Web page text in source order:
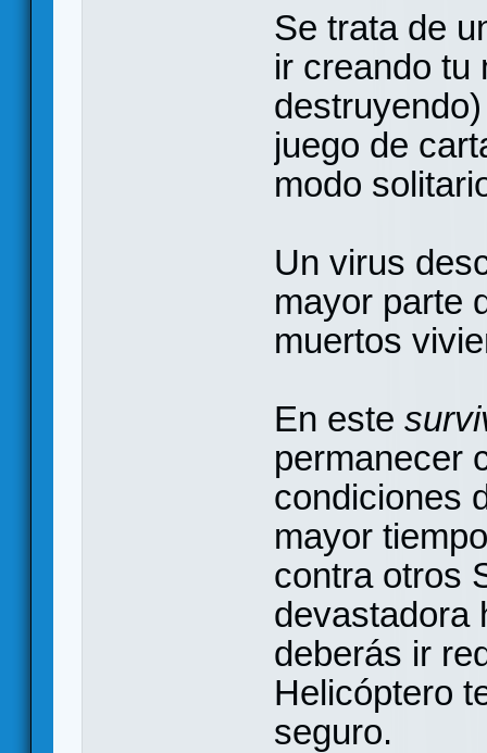
Se trata de
ir creando tu
destruyendo)
juego de
modo
Un virus
mayor parte
muertos
En este
permanecer
condiciones
mayor
contra otros
devastadora
deberás ir
Helicóptero
seguro.